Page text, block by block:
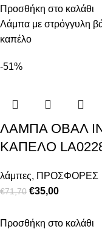
Προσθήκη στο καλάθι
Λάμπα με στρόγγυλη
καπέλο
-51%
ΛΑΜΠΑ ΟΒΑΛ
ΚΑΠΕΛΟ
λάμπες, ΠΡΟΣΦΟΡΕΣ
€71,70 €35,00
Προσθήκη στο καλάθι